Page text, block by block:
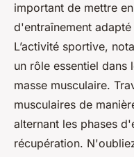
important de mettre
d'entraînement
L’activité sportive,
un rôle essentiel
masse musculaire.
musculaires de
alternant les phases
récupération.